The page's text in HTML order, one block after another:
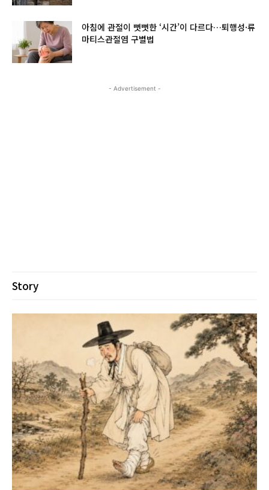
아침에 관절이 뻣뻣한 ‘시간’이 다르다…퇴행성·류
마티스관절염 구별법
- Advertisement -
Story